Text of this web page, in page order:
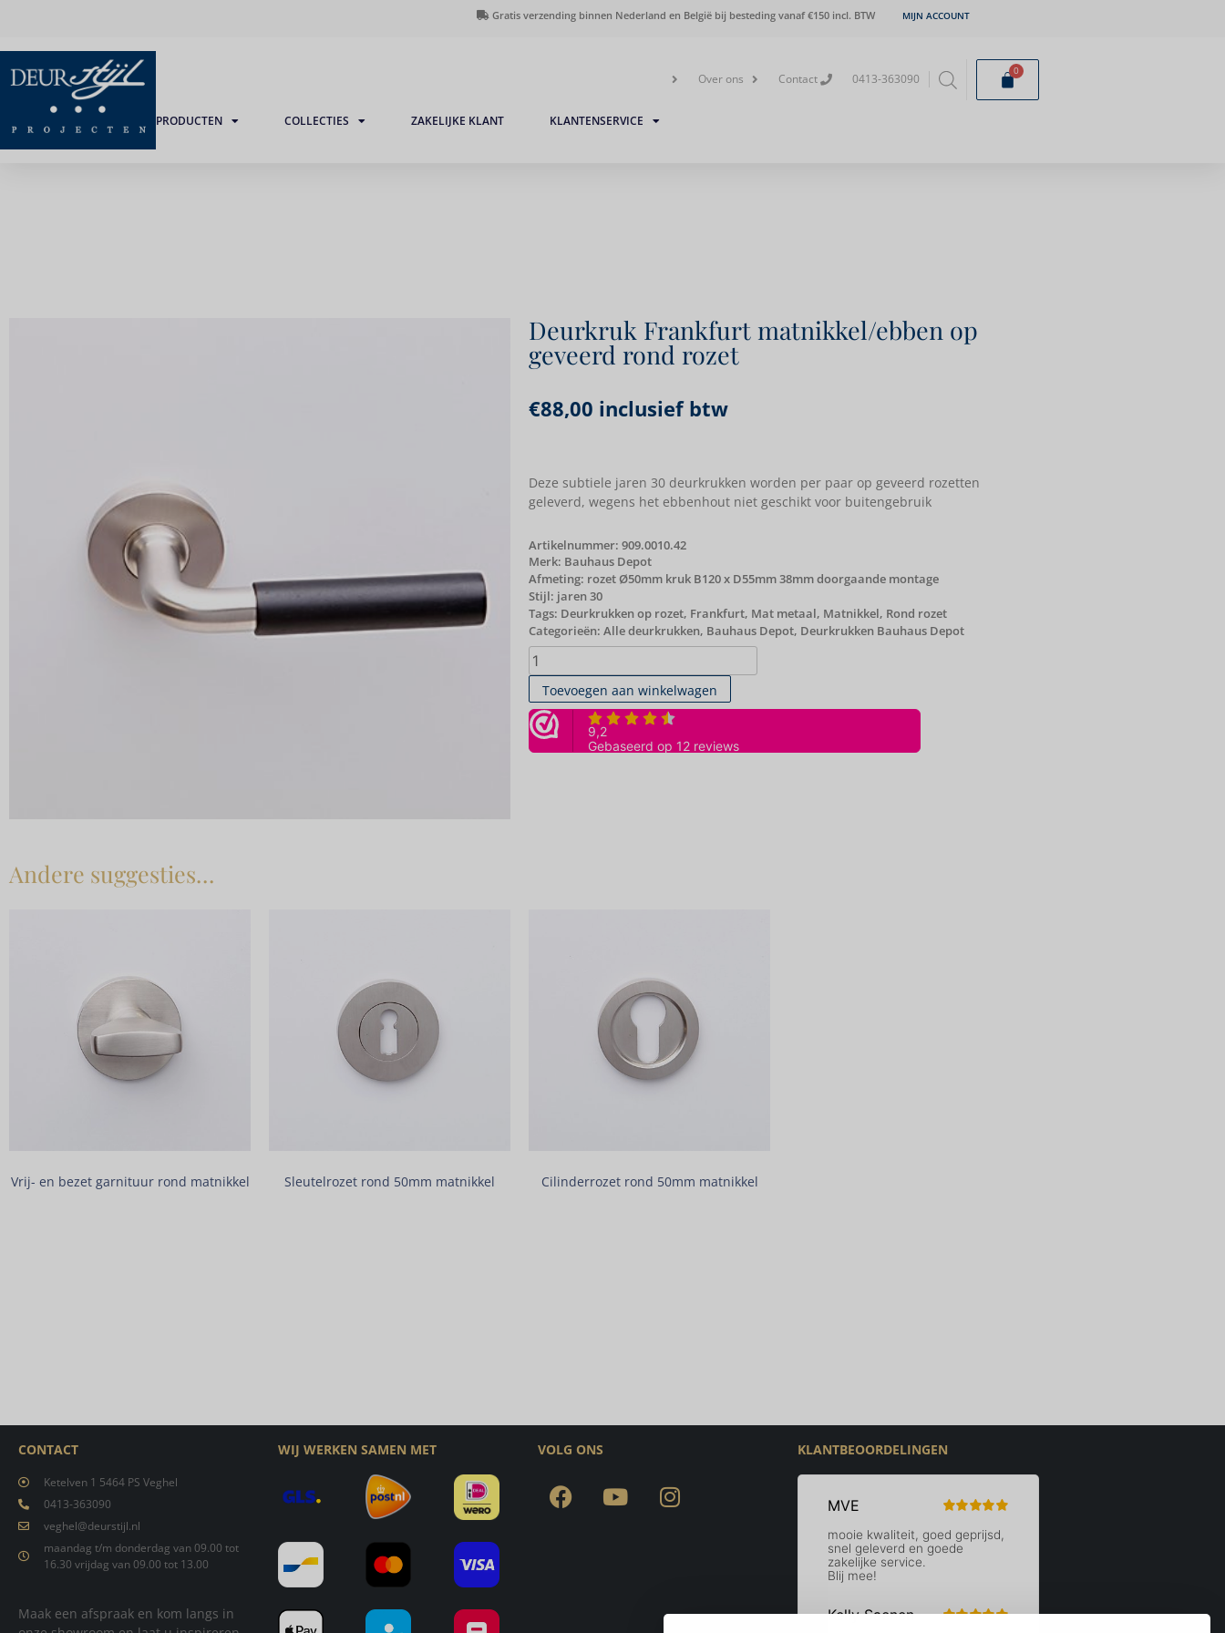
Gratis verzending binnen Nederland en België bij besteding vanaf €150 incl. BTW MIJN ACCOUNT
Over ons Contact 0413-363090
0
PRODUCTEN COLLECTIES ZAKELIJKE KLANT KLANTENSERVICE
Deurkruk Frankfurt matnikkel/ebben op
geveerd rond rozet
€88,00 inclusief btw
Deze subtiele jaren 30 deurkrukken worden per paar op geveerd rozetten
geleverd, wegens het ebbenhout niet geschikt voor buitengebruik
Artikelnummer: 909.0010.42
Merk: Bauhaus Depot
Afmeting: rozet Ø50mm kruk B120 x D55mm 38mm doorgaande montage
Stijl: jaren 30
Tags: Deurkrukken op rozet, Frankfurt, Mat metaal, Matnikkel, Rond rozet
Categorieën: Alle deurkrukken, Bauhaus Depot, Deurkrukken Bauhaus Depot
Toevoegen aan winkelwagen
Andere suggesties…
Vrij- en bezet garnituur rond matnikkel Sleutelrozet rond 50mm matnikkel Cilinderrozet rond 50mm matnikkel
CONTACT
Ketelven 1 5464 PS Veghel
0413-363090
veghel@deurstijl.nl
maandag t/m donderdag van 09.00 tot
16.30 vrijdag van 09.00 tot 13.00
Maak een afspraak en kom langs in
WIJ WERKEN SAMEN MET VOLG ONS KLANTBEOORDELINGEN